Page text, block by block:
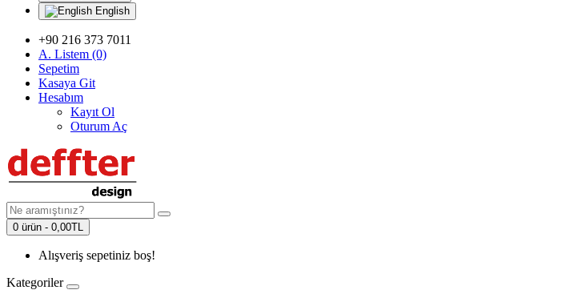
English
+90 216 373 7011
A. Listem (0)
Sepetim
Kasaya Git
Hesabım
Kayıt Ol
Oturum Aç
0 ürün - 0,00TL
Alışveriş sepetiniz boş!
Kategoriler